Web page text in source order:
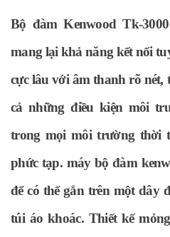
Bộ đàm Kenwood Tk-3000
mang lại khả năng kết nối
cực lâu với âm thanh rõ nét,
cả những điều kiện môi
trong mọi môi trường thời
phức tạp. máy bộ đàm
để có thể gắn trên một dây
túi áo khoác. Thiết kế